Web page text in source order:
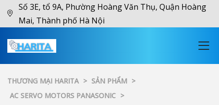
Số 3E, tổ 9A, Phường Hoàng Văn Thụ, Quận Hoàng
Mai, Thành phố Hà Nội
THƯƠNG MẠI HARITA > SẢN PHẨM >
AC SERVO MOTORS PANASONIC >